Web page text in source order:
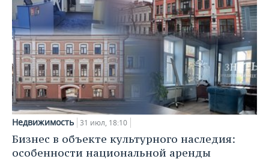
Недвижимость 31 июл, 18:10
Бизнес в объекте культурного наследия:
особенности национальной аренды